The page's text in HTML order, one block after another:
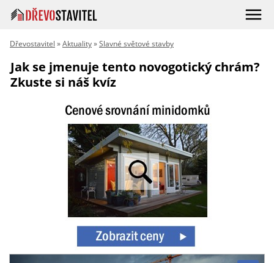
Dřevostavitel »Aktuality»Slavné světové stavby
Jak se jmenuje tento novogotický chrám?
Zkuste si náš kvíz